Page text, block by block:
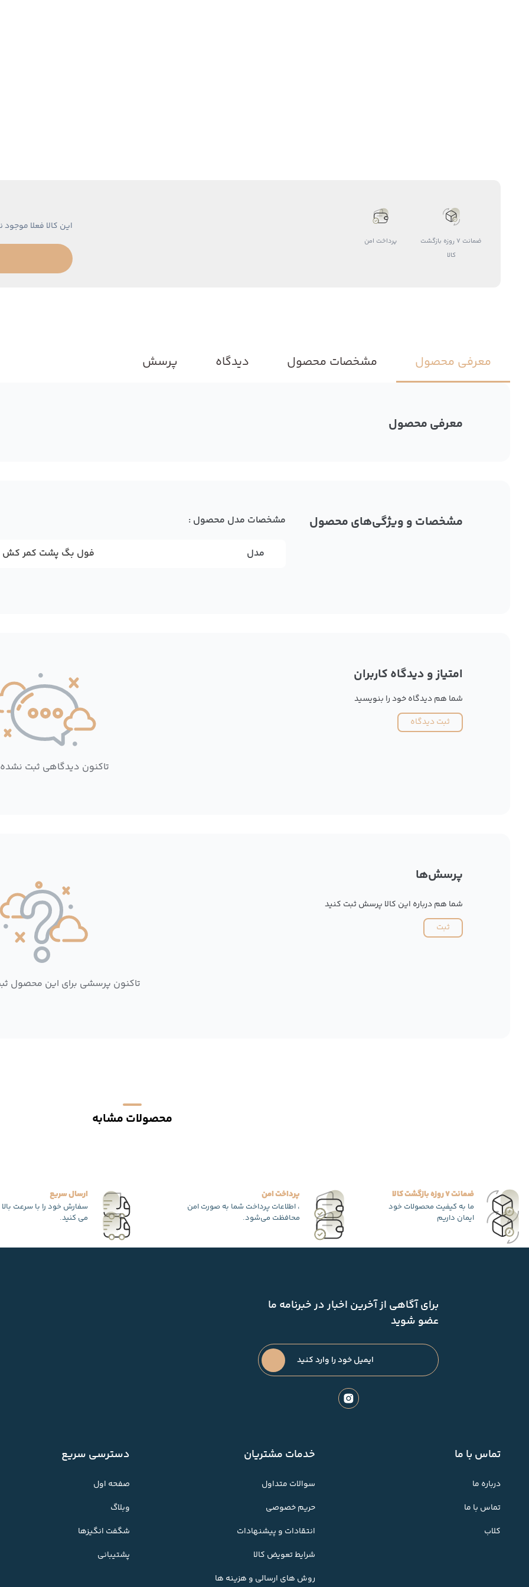
ضمانت 7 روزه بازگشت
کالا
پرداخت امن
این کالا فعلا
معرفی محصول مشخصات محصول دیدگاه پرسش
معرفی محصول
مشخصات و ویژگی‌های محصول مشخصات مدل محصول :
مدل فول بگ پشت کمر کش
امتیاز و دیدگاه کاربران
شما هم دیدگاه خود را بنویسید
ثبت دیدگاه
تاکنون دیدگاهی ثبت
پرسش‌ها
شما هم درباره این کالا پرسش ثبت کنید
ثبت
تاکنون پرسشی برای این محصول
محصولات مشابه
ضمانت 7 روزه بازگشت کالا
ما به کیفیت محصولات خود
ایمان داریم
پرداخت امن
، اطلاعات پرداخت شما به صورت امن
محافظت می‌شود.
ارسال سریع
سفارش خود را با سرعت
می کنید.
برای آگاهی از آخرین اخبار در خبرنامه ما
عضو شوید
تماس با ما
درباره ما
تماس با ما
کلاب
خدمات مشتریان
سوالات متداول
حریم خصوصی
انتقادات و پیشنهادات
شرایط تعویض کالا
روش های ارسالی و هزینه ها
دسترسی سریع
صفحه اول
وبلاگ
شگفت انگیزها
پشتیبانی